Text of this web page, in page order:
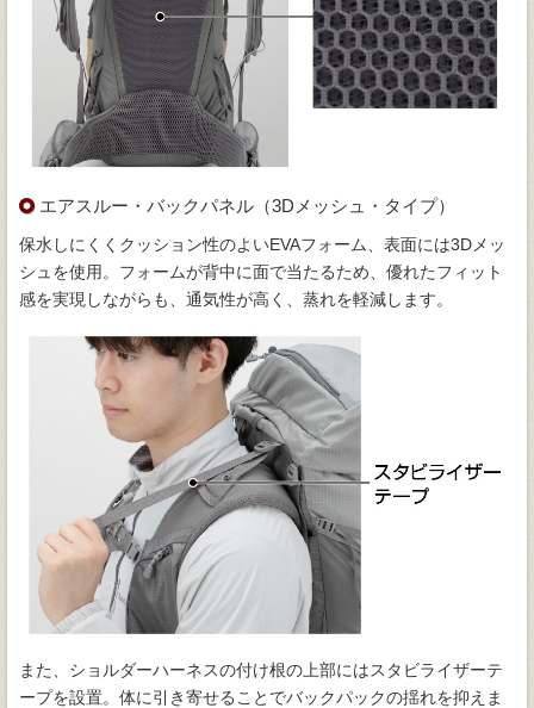
エアスルー・バックパネル（3Dメッシュ・タイプ）
保水しにくくクッション性のよいEVAフォーム、表面には3Dメッ
シュを使用。フォームが背中に面で当たるため、優れたフィット
感を実現しながらも、通気性が高く、蒸れを軽減します。
また、ショルダーハーネスの付け根の上部にはスタビライザーテ
ープを設置。体に引き寄せることでバックパックの揺れを抑えま